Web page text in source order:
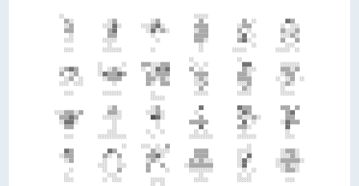
  ░░                                                      ░░░░░░
    ▒▒░░              ░░▒▒              ░░▒▒                ▒▒                ▒▒  ░░            ▓▓▒▒
    ░░▒▒            ░░░░▓▓░░        ░░░░▒▒▓▓░░            ▒▒▒▒▒▒            ░░▒▒▒▒            ░░  ░░░░
    ▒▒▒▒              ▒▒▓▓            ░░▓▓░░▒▒░░          ░░▒▒▒▒            ▒▒  ░░            ▒▒░░░░▒▒
      ░░              ▒▒▒▒              ░░                ▒▒▒▒▒▒            ░░▓▓  ░░          ░░░░▒▒░░
    ░░░░            ░░░░░░                ░░              ▒▒▒▒░░            ▒▒▓▓░░            ▒▒    ▒▒
                      ░░                                    ░░                    ░░            ░░░░
    ░░░░            ░░░░░░░░            ░░                  ░░            ░░░░░░            ░░░░░░  ░░
                                                        ░░                  ░░
                  ░░        ░░      ▒▒▒▒░░░░▒▒▒▒          ░░  ░░              ▓▓▓▓            ░░░░░░░░
  ░░▒▒▓▓▒▒        ░░  ░░▒▒░░        ░░  ░░▓▓▒▒▓▓        ▒▒  ░░                ▒▒░░░░          ▒▒▒▒░░▒▒
  ▒▒  ░░▒▒        ░░▓▓▒▒▒▒▓▓▒▒        ▒▒░░▒▒▒▒▒▒          ▒▒▒▒▒▒            ▒▒▒▒░░            ░░▒▒▒▒
    ░░▒▒  ░░        ░░▒▒▒▒▒▒          ▒▒▒▒░░▒▒░░          ░░▒▒░░            ▒▒▒▒▒▒          ░░  ░░▒▒  ░░
  ░░░░  ░░░░            ░░            ▒▒░░  ▒▒▒▒          ░░░░▒▒            ░░░░▒▒            ░░▒▒░░
                                                            ▒▒                ▒▒░░            ░░
    ░░░░            ░░░░░░░░            ░░                ░░░░░░            ░░░░░░            ░░░░░░
                                        ░░░░░░
                      ░░▒▒              ░░▒▒                ▓▓              ▓▓▒▒▒▒            ▒▒▒▒  ▒▒
░░░░▒▒▒▒░░▒▒          ▒▒▒▒░░          ░░░░▒▒░░            ░░                ░░▓▓▒▒              ▒▒▓▓
  ▒▒▒▒▓▓▒▒          ░░░░░░░░            ██▓▓░░              ▒▒              ▒▒░░░░▒▒░░          ▒▒▒▒
  ░░▓▓▓▓░░              ░░                ░░            ▒▒▒▒▒▒▒▒              ▓▓  ░░          ░░▓▓▒▒▒▒
    ▒▒▒▒                ░░                ░░                ▓▓              ▒▒▒▒░░              ▓▓
                      ░░░░            ░░    ░░            ░░  ░░              ░░                ░░
    ░░░░          ░░░░░░░░░░░░          ░░              ░░░░░░░░░░          ░░░░░░░░            ░░░░
                            ░░      ░░░░  ░░  ▒▒                                ░░
    ▓▓▒▒              ▓▓▒▒              ▒▒░░░░░░          ▒▒▒▒▒▒            ░░░░░░            ░░▒▒▒▒░░
  ░░▒▒▒▒            ▒▒░░  ▒▒          ▒▒▒▒▓▓░░            ▒▒▒▒▒▒            ░░  ▓▓            ░░░░▒▒░░
    ░░▒▒            ░░    ░░          ░░▒▒░░            ▒▒░░▒▒░░░░          ░░▓▓░░          ░░▒▒▒▒▒▒▒▒░░
                  ░░░░    ░░░░        ▒▒    ▒▒        ░░▒▒▒▒▒▒▒▒▒▒          ░░▓▓            ░░░░▒▒░░░░
      ░░            ░░    ▒▒          ▒▒      ░░        ░░░░░░░░░░            ░░  ░░          ░░▒▒▒▒░░
    ░░                ░░░░                                  ░░              ░░  ░░
    ░░░░            ░░  ░░░░            ░░░░░░            ░░░░░░            ░░░░░░              ░░░░
                                        ░░  ░░